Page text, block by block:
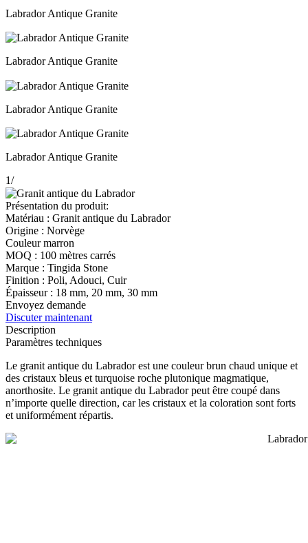
Labrador Antique Granite
Labrador Antique Granite
Labrador Antique Granite
Labrador Antique Granite
1/
Présentation du produit:
Matériau : Granit antique du Labrador
Origine : Norvège
Couleur marron
MOQ : 100 mètres carrés
Marque : Tingida Stone
Finition : Poli, Adouci, Cuir
Épaisseur : 18 mm, 20 mm, 30 mm
Envoyez demande
Discuter maintenant
Description
Paramètres techniques
Le granit antique du Labrador est une couleur brun chaud unique et
des cristaux bleus et turquoise roche plutonique magmatique,
anorthosite. Le granit antique du Labrador peut être coupé dans
n’importe quelle direction, car les cristaux et la coloration sont forts
et uniformément répartis.